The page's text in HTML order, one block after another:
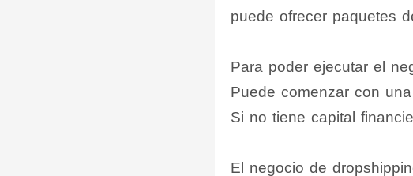
puede ofrecer paquetes
Para poder ejecutar el
Puede comenzar con
Si no tiene capital
El negocio de